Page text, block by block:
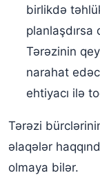
birlikdə
planlaşdırsa
Tərəzinin
narahat
ehtiyacı ilə
Tərəzi
əlaqələr
olmaya bilər.